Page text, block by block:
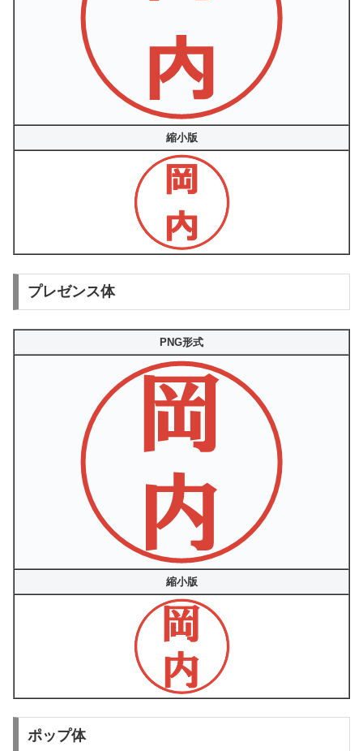
縮小版
プレゼンス体
PNG形式
縮小版
ポップ体